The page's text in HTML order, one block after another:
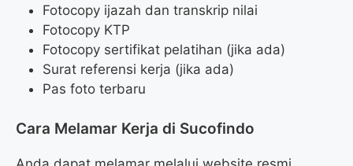
Fotocopy ijazah dan transkrip nilai
Fotocopy KTP
Fotocopy sertifikat pelatihan (jika ada)
Surat referensi kerja (jika ada)
Pas foto terbaru
Cara Melamar Kerja di Sucofindo